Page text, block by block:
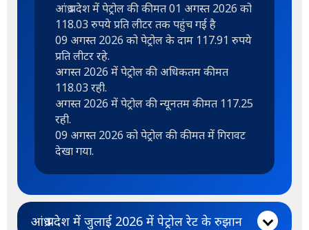
आंध्र प्रदेश में पेट्रोल की कीमत 01 अगस्त 2026 को
118.03 रुपये प्रति लीटर तक पहुंच गई है
09 अगस्त 2026 को पेट्रोल के दाम 117.91 रुपये
प्रति लीटर रहे.
अगस्त 2026 में पेट्रोल की अधिकतम कीमत
118.03 रही.
अगस्त 2026 में पेट्रोल की न्यूनतम कीमत 117.25
रही.
09 अगस्त 2026 को पेट्रोल की कीमत में गिरावट
देखा गया.
आंध्र प्रदेश में जुलाई 2026 में पेट्रोल रेट के रुझान